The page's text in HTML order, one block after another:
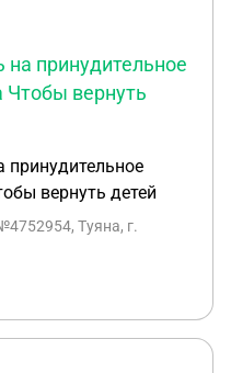
принудительное
Чтобы вернуть
принудительное
вернуть детей
Туяна, г.